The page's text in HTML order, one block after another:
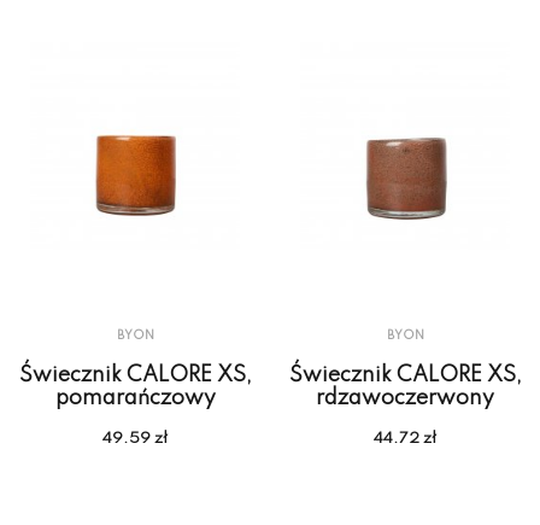
BYON
Świecznik CALORE XS,
pomarańczowy
49.59 zł
BYON
Świecznik CALORE XS,
rdzawoczerwony
44.72 zł